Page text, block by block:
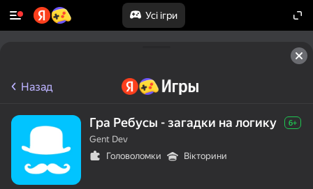
Усі ігри
Назад
Гра Ребусы - загадки на логику 6+
Gent Dev
Головоломки
Вікторини